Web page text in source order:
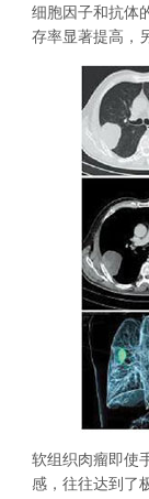
细胞因子和抗体
存率显著提高，
软组织肉瘤即使
感，往往达到了